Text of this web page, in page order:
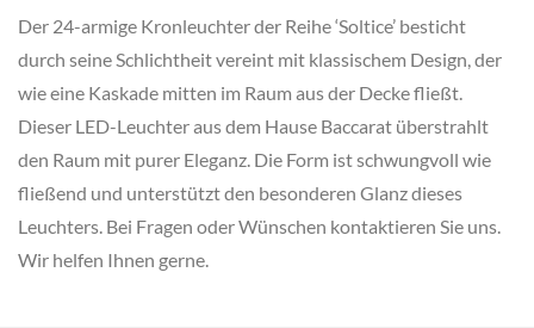
Der 24-armige Kronleuchter der Reihe ‘Soltice’ besticht
durch seine Schlichtheit vereint mit klassischem Design, der
wie eine Kaskade mitten im Raum aus der Decke fließt.
Dieser LED-Leuchter aus dem Hause Baccarat überstrahlt
den Raum mit purer Eleganz. Die Form ist schwungvoll wie
fließend und unterstützt den besonderen Glanz dieses
Leuchters. Bei Fragen oder Wünschen kontaktieren Sie uns.
Wir helfen Ihnen gerne.